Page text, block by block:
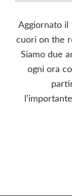
Aggiornato il
cuori on the
Siamo due
ogni ora